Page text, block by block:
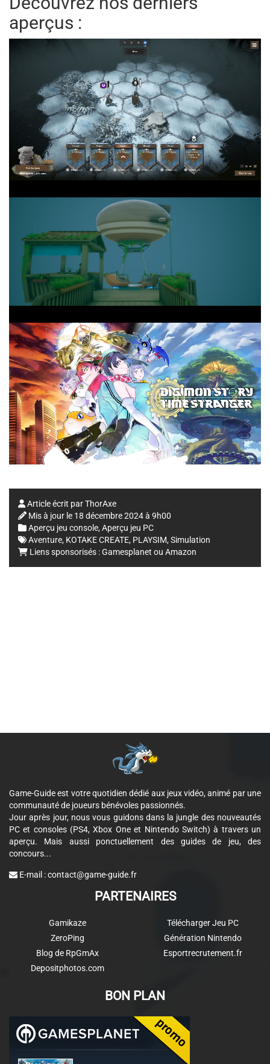
aperçus :
Article écrit parThorAxe
Mis à jour le 18 décembre 2024 à 9h00
Aperçu jeu console, Aperçu jeu PC
Aventure, KOTAKE CREATE, PLAYSIM, Simulation
Liens sponsorisés :Gamesplanet ou Amazon
Game-Guide est votre quotidien dédié aux jeux vidéo, animé par une
communauté de joueurs bénévoles passionnés.
Jour après jour, nous vous guidons dans la jungle des nouveautés
PC et consoles (PS4, Xbox One et Nintendo Switch) à travers un
aperçu. Mais aussi ponctuellement des guides de jeu, des
concours...
E-mail :contact@game-guide.fr
PARTENAIRES
Gamikaze
ZeroPing
Blog de RpGmAx
Depositphotos.com
Télécharger Jeu PC
Génération Nintendo
Esportrecrutement.fr
BON PLAN